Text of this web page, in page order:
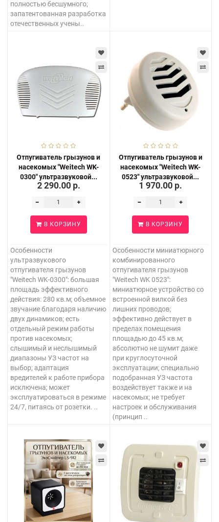
полностью бесшумного;
запатентованная разработка
отечественных учены..
Отпугиватель грызунов и
насекомых "Weitech WK-
0300" ультразвуковой...
2 290.00 р.
В КОРЗИНУ
Особенности
ультразвукового
отпугивателя грызунов
"Weitech WK-0300": большая
площадь эффективного
действия: 280 кв.м; объемное
звучание благодаря наличию
двух динамиков; есть
отдельный режим работы
против насекомых;
слышимый и неслышимый
диапазоны УЗ частот на
выбор; адаптация
вредителей к работе прибора
исключена; может
эксплуатироваться в режиме
24/7, питаясь от розетки. ..
Отпугиватель грызунов и
насекомых "Weitech WK-
0523" ультразвуковой...
1 970.00 р.
В КОРЗИНУ
Особенности миниатюрного
комбинированного
отпугивателя грызунов
"Weitech WK 0523":
миниатюрное устройство со
встроенной вилкой без
лишних проводов;
эффективно действует в
пределах помещения
площадью до 45 кв.м;
абсолютно не шумит даже
при круглосуточной
эксплуатации; специально
подобранная УЗ частота
воздействует также и на
насекомых; не требует
настроек и обслуживания
(принцип ..